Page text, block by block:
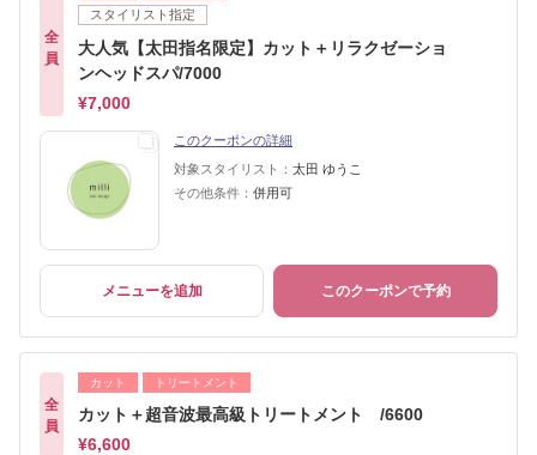
全
員
スタイリスト指定
大人気【太田指名限定】カット＋リラクゼーショ
ンヘッドスパ/7000
¥7,000
このクーポンの詳細
対象スタイリスト： 太田 ゆうこ
その他条件： 併用可
メニューを追加 このクーポンで予約
全
員
カット トリートメント
カット＋超音波最高級トリートメント /6600
¥6,600